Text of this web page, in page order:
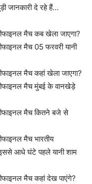
जानकारी दे रहे हैं…
मैच कब खेला जाएगा?
मैच 05 फरवरी यानी
मैच कहां खेला जाएगा?
मैच मुंबई के वानखेड़े
मैच कितने बजे से
मैच भारतीय
आधे घंटे पहले यानी शाम
मैच कहां देख पाएंगे?